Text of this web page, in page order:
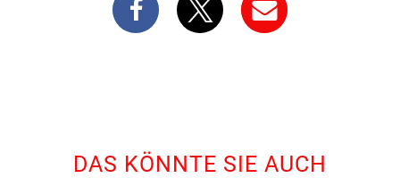
DAS KÖNNTE SIE AUCH